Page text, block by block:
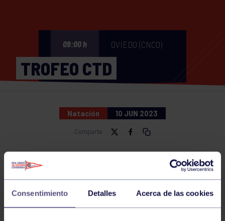
Consentimiento Detalles Acerca de las cookies
09:00 h OVIEDO (CNCO)
TROFEO CTD
Natación 10 JUN 2023
Comparte
NOTICIAS RELACIONADAS